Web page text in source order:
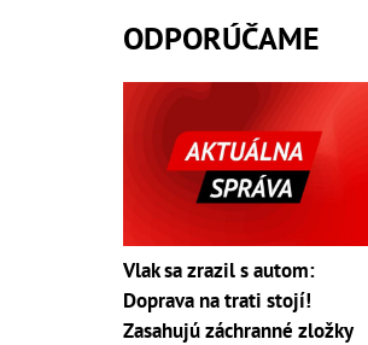
ODPORÚČAME
Vlak sa zrazil s autom:
Doprava na trati stojí!
Zasahujú záchranné zložky